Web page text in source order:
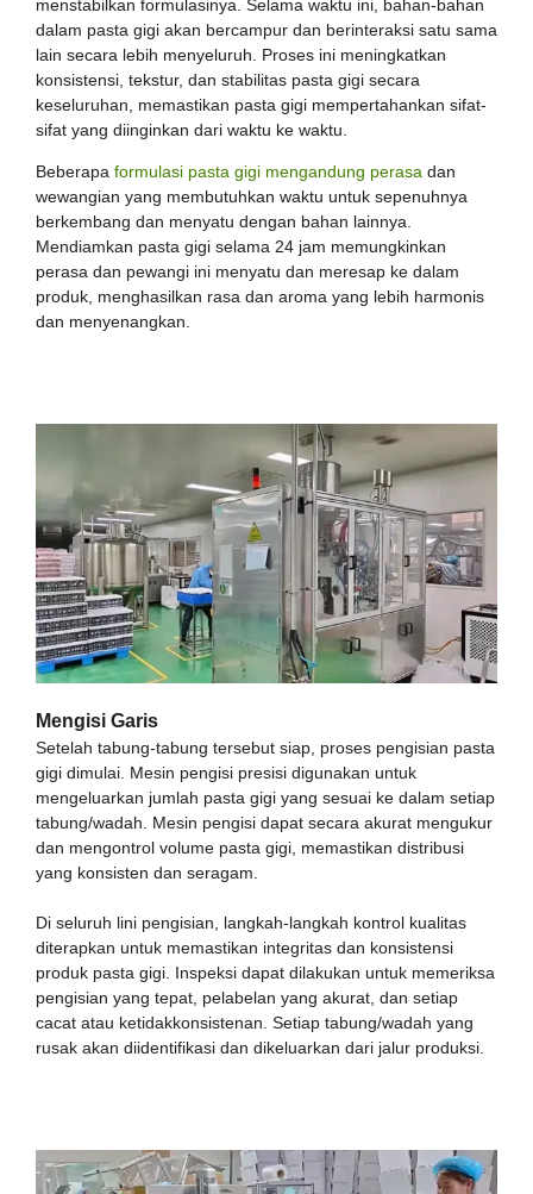
menstabilkan formulasinya. Selama waktu ini, bahan-bahan
dalam pasta gigi akan bercampur dan berinteraksi satu sama
lain secara lebih menyeluruh. Proses ini meningkatkan
konsistensi, tekstur, dan stabilitas pasta gigi secara
keseluruhan, memastikan pasta gigi mempertahankan sifat-
sifat yang diinginkan dari waktu ke waktu.
Beberapa formulasi pasta gigi mengandung perasa dan
wewangian yang membutuhkan waktu untuk sepenuhnya
berkembang dan menyatu dengan bahan lainnya.
Mendiamkan pasta gigi selama 24 jam memungkinkan
perasa dan pewangi ini menyatu dan meresap ke dalam
produk, menghasilkan rasa dan aroma yang lebih harmonis
dan menyenangkan.
Mengisi Garis
Setelah tabung-tabung tersebut siap, proses pengisian pasta
gigi dimulai. Mesin pengisi presisi digunakan untuk
mengeluarkan jumlah pasta gigi yang sesuai ke dalam setiap
tabung/wadah. Mesin pengisi dapat secara akurat mengukur
dan mengontrol volume pasta gigi, memastikan distribusi
yang konsisten dan seragam.
Di seluruh lini pengisian, langkah-langkah kontrol kualitas
diterapkan untuk memastikan integritas dan konsistensi
produk pasta gigi. Inspeksi dapat dilakukan untuk memeriksa
pengisian yang tepat, pelabelan yang akurat, dan setiap
cacat atau ketidakkonsistenan. Setiap tabung/wadah yang
rusak akan diidentifikasi dan dikeluarkan dari jalur produksi.